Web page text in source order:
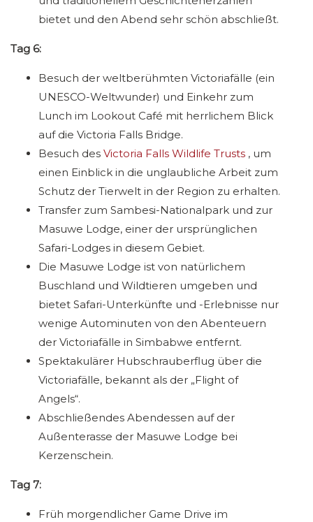
bietet und den Abend sehr schön abschließt.
Tag 6:
Besuch der weltberühmten Victoriafälle (ein
UNESCO-Weltwunder) und Einkehr zum
Lunch im Lookout Café mit herrlichem Blick
auf die Victoria Falls Bridge.
Besuch des Victoria Falls Wildlife Trusts , um
einen Einblick in die unglaubliche Arbeit zum
Schutz der Tierwelt in der Region zu erhalten.
Transfer zum Sambesi-Nationalpark und zur
Masuwe Lodge, einer der ursprünglichen
Safari-Lodges in diesem Gebiet.
Die Masuwe Lodge ist von natürlichem
Buschland und Wildtieren umgeben und
bietet Safari-Unterkünfte und -Erlebnisse nur
wenige Autominuten von den Abenteuern
der Victoriafälle in Simbabwe entfernt.
Spektakulärer Hubschrauberflug über die
Victoriafälle, bekannt als der „Flight of
Angels“.
Abschließendes Abendessen auf der
Außenterasse der Masuwe Lodge bei
Kerzenschein.
Tag 7:
Früh morgendlicher Game Drive im